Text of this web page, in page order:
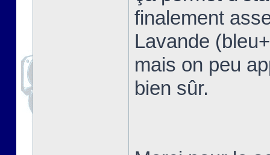
finalement
Lavande
mais on peu
bien sûr.